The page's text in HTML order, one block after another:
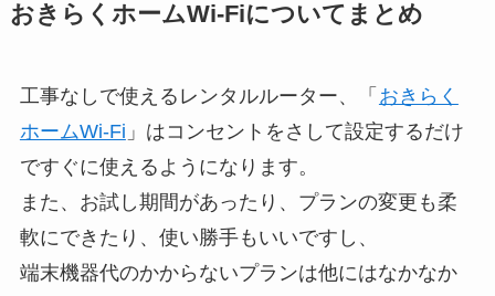
おきらくホームWi-Fiについてまとめ
工事なしで使えるレンタルルーター、「 おきらく
ホームWi-Fi 」はコンセントをさして設定するだけ
ですぐに使えるようになります。
また、お試し期間があったり、プランの変更も柔
軟にできたり、使い勝手もいいですし、
端末機器代のかからないプランは他にはなかなか